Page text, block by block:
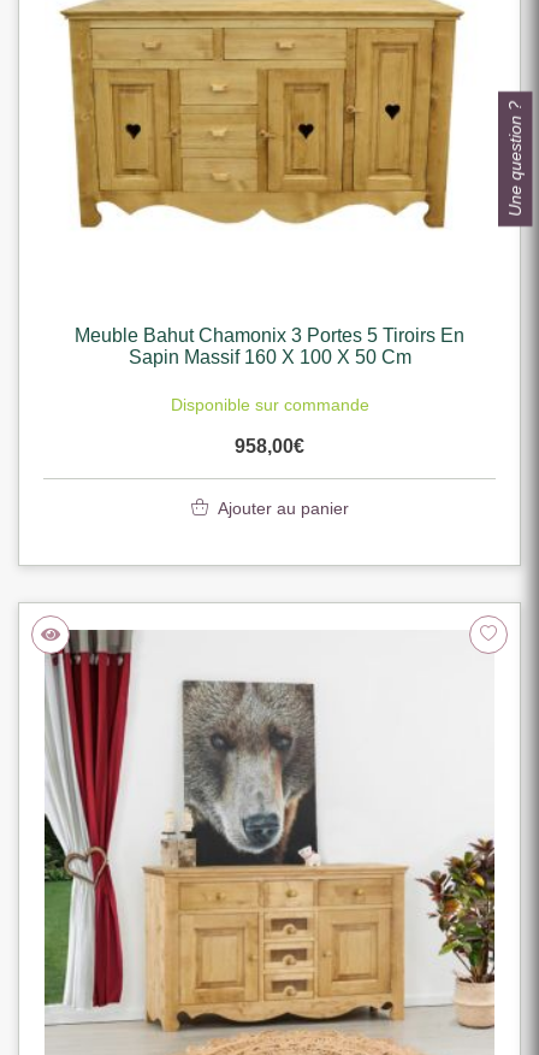
Meuble Bahut Chamonix 3 Portes 5 Tiroirs En
Sapin Massif 160 X 100 X 50 Cm
Disponible sur commande
958,00€
Ajouter au panier
Une question ?